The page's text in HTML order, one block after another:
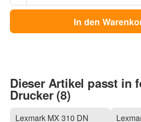
In den
Dieser Artikel passt in
Drucker (8)
Lexmark MX 310 DN